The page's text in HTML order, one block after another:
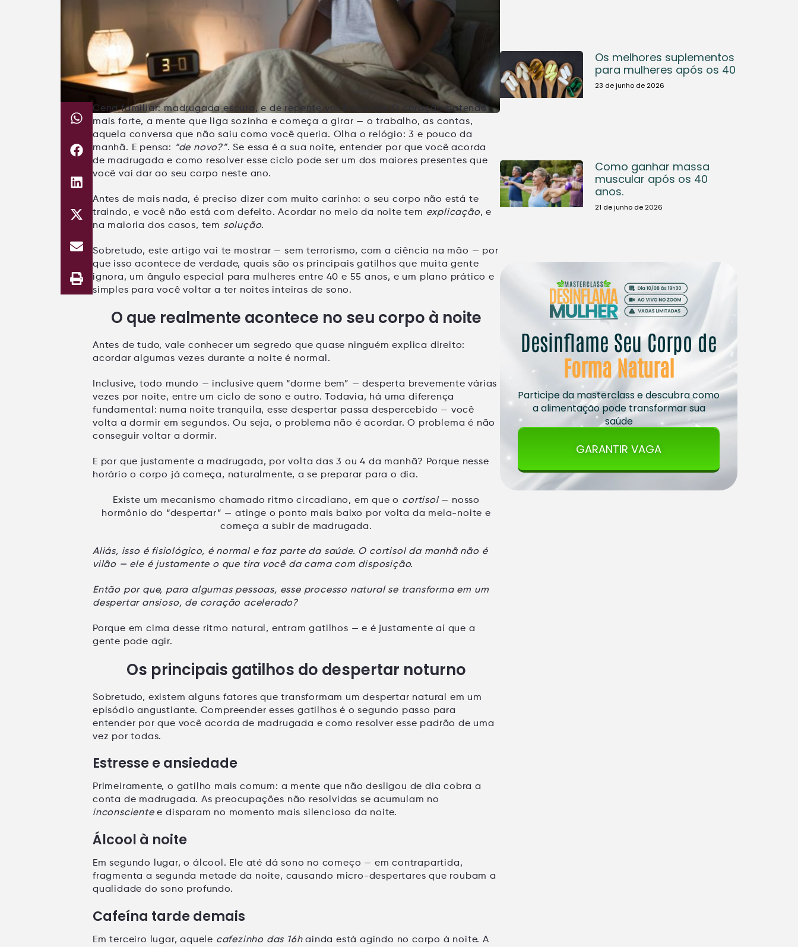
Cena familiar: madrugada escura, e de repente você acorda. O coração batendo
mais forte, a mente que liga sozinha e começa a girar — o trabalho, as contas,
aquela conversa que não saiu como você queria. Olha o relógio:3 e pouco da
manhã. E pensa: “de novo?”. Se essa é a sua noite, entender por que você acorda
de madrugada e como resolver esse ciclo pode ser um dos maiores presentes que
você vai dar ao seu corpo neste ano.
Antes de mais nada, é preciso dizer com muito carinho: o seu corpo não está te
traindo, e você não está com defeito. Acordar no meio da noite tem explicação, e
na maioria dos casos, tem solução.
Sobretudo, este artigo vai te mostrar — sem terrorismo, com a ciência na mão — por
que isso acontece de verdade, quais são os principais gatilhos que muita gente
ignora, um ângulo especial para mulheres entre 40 e 55 anos, e um plano prático e
simples para você voltar a ter noites inteiras de sono.
O que realmente acontece no seu corpo à noite
Antes de tudo, vale conhecer um segredo que quase ninguém explica direito:
acordar algumas vezes durante a noite é normal.
Inclusive, todo mundo — inclusive quem “dorme bem” — desperta brevementevárias
vezes por noite, entre um ciclo de sono e outro. Todavia, há uma diferença
fundamental: numa noite tranquila, esse despertar passa despercebido — você
volta a dormir em segundos. Ou seja, o problema não é acordar. O problema é não
conseguir voltar a dormir.
E por que justamente a madrugada, por volta das3 ou 4 da manhã? Porque nesse
horário o corpo já começa, naturalmente, a se preparar para o dia.
Existe um mecanismo chamado ritmo circadiano, em que o cortisol— nosso
hormônio do “despertar” — atinge o ponto mais baixo por volta da meia-noite e
começa a subir de madrugada.
Aliás, isso é fisiológico, é normal e faz parte da saúde. O cortisol da manhã não é
vilão — ele é justamente o que tira você da cama com disposição.
Então por que, para algumas pessoas, esse processo natural se transforma em um
despertar ansioso, de coração acelerado?
Porque em cima desse ritmo natural, entramgatilhos — e é justamente aí que a
gente pode agir.
Os principais gatilhos do despertar noturno
Sobretudo, existem alguns fatores que transformam um despertar natural em um
episódio angustiante. Compreender esses gatilhos é o segundo passo para
entender por que você acorda de madrugada e como resolver esse padrão de uma
vez por todas.
Estresse e ansiedade
Primeiramente, o gatilho mais comum: a mente que não desligou de dia cobra a
conta de madrugada. As preocupações não resolvidas se acumulam no
inconscientee disparam no momento mais silencioso da noite.
Álcool à noite
Em segundo lugar, o álcool. Ele até dá sono no começo — em contrapartida,
fragmenta a segunda metade da noite, causando micro-despertares que roubam a
qualidade do sono profundo.
Cafeína tarde demais
Em terceiro lugar, aquele cafezinho das 16hainda está agindo no corpo à noite. A
Os melhores suplementos
para mulheres após os 40
23 de junho de 2026
Como ganhar massa
muscular após os 40
anos.
21 de junho de 2026
Desinflame Seu Corpo de
Forma Natural
Participe da masterclass e descubra como
a alimentação pode transformar sua
saúde
GARANTIR VAGA